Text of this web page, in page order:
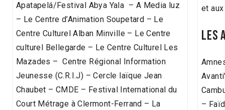
Apatapelá/Festival Abya Yala – A Media luz
– Le Centre d’Animation Soupetard – Le
Centre Culturel Alban Minville – Le Centre
culturel Bellegarde – Le Centre Culturel Les
Mazades – Centre Régional Information
Jeunesse (C.R.I.J) – Cercle laïque Jean
Chaubet – CMDE – Festival International du
Court Métrage à Clermont-Ferrand – La
et
LES
–